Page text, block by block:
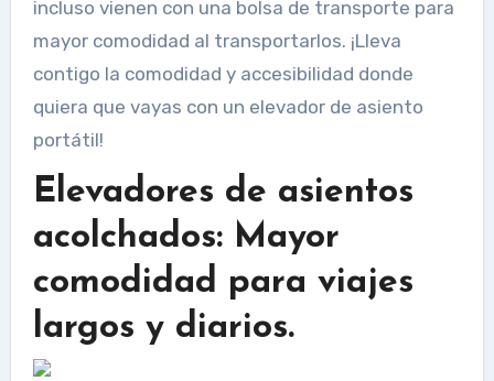
incluso vienen con una bolsa de transporte para
mayor comodidad al transportarlos. ¡Lleva
contigo la comodidad y accesibilidad donde
quiera que vayas con un elevador de asiento
portátil!
Elevadores de asientos
acolchados: Mayor
comodidad para viajes
largos y diarios.